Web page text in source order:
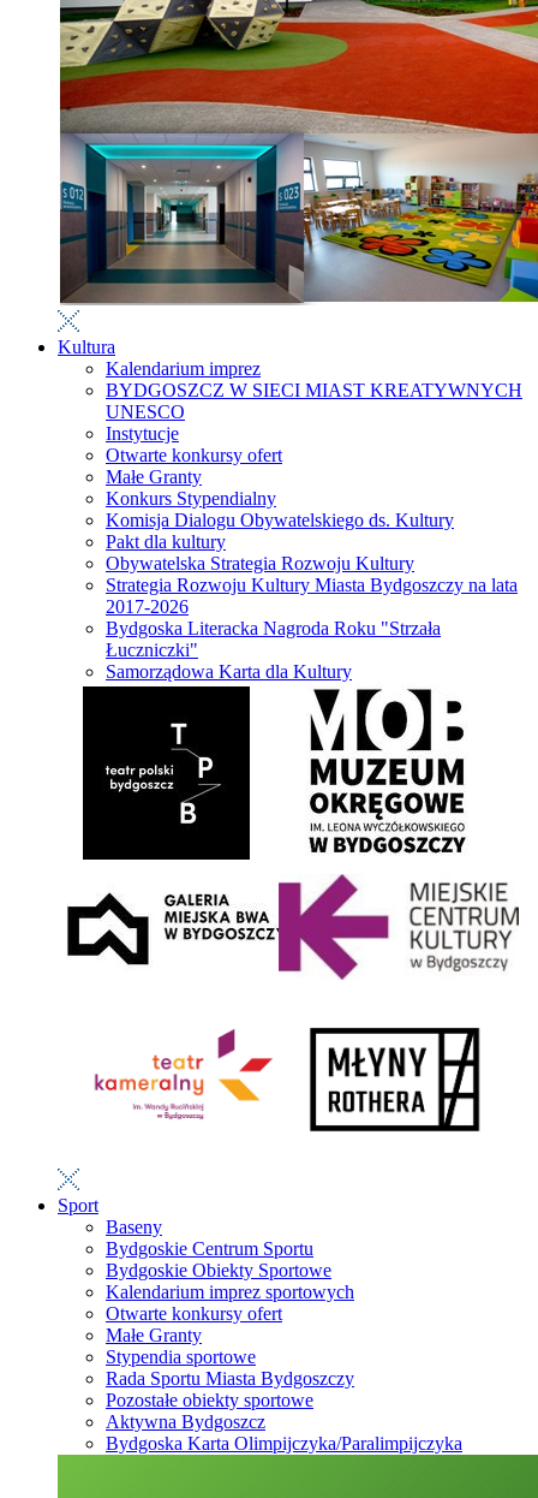
Kultura
Kalendarium imprez
BYDGOSZCZ W SIECI MIAST KREATYWNYCH
UNESCO
Instytucje
Otwarte konkursy ofert
Małe Granty
Konkurs Stypendialny
Komisja Dialogu Obywatelskiego ds. Kultury
Pakt dla kultury
Obywatelska Strategia Rozwoju Kultury
Strategia Rozwoju Kultury Miasta Bydgoszczy na lata
2017-2026
Bydgoska Literacka Nagroda Roku "Strzała
Łuczniczki"
Samorządowa Karta dla Kultury
Sport
Baseny
Bydgoskie Centrum Sportu
Bydgoskie Obiekty Sportowe
Kalendarium imprez sportowych
Otwarte konkursy ofert
Małe Granty
Stypendia sportowe
Rada Sportu Miasta Bydgoszczy
Pozostałe obiekty sportowe
Aktywna Bydgoszcz
Bydgoska Karta Olimpijczyka/Paralimpijczyka